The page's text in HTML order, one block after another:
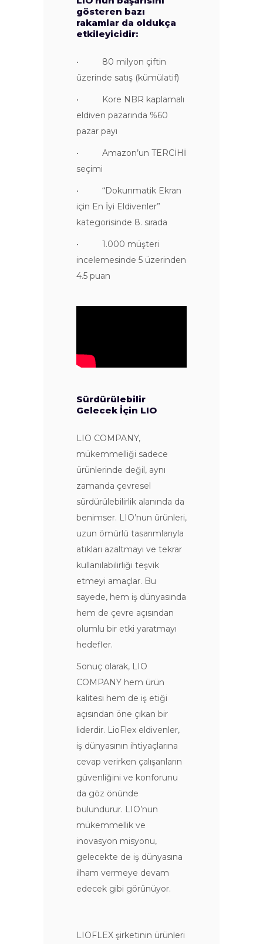
gösteren bazı
rakamlar da oldukça
etkileyicidir:
• 80 milyon çiftin
üzerinde satış (kümülatif)
• Kore NBR kaplamalı
eldiven pazarında %60
pazar payı
• Amazon’un TERCİHİ
seçimi
• “Dokunmatik Ekran
için En İyi Eldivenler”
kategorisinde 8. sırada
• 1.000 müşteri
incelemesinde 5 üzerinden
4.5 puan
Sürdürülebilir
Gelecek İçin LIO
LIO COMPANY,
mükemmelliği sadece
ürünlerinde değil, aynı
zamanda çevresel
sürdürülebilirlik alanında da
benimser. LIO’nun ürünleri,
uzun ömürlü tasarımlarıyla
atıkları azaltmayı ve tekrar
kullanılabilirliği teşvik
etmeyi amaçlar. Bu
sayede, hem iş dünyasında
hem de çevre açısından
olumlu bir etki yaratmayı
hedefler.
Sonuç olarak, LIO
COMPANY hem ürün
kalitesi hem de iş etiği
açısından öne çıkan bir
liderdir. LioFlex eldivenler,
iş dünyasının ihtiyaçlarına
cevap verirken çalışanların
güvenliğini ve konforunu
da göz önünde
bulundurur. LIO’nun
mükemmellik ve
inovasyon misyonu,
gelecekte de iş dünyasına
ilham vermeye devam
edecek gibi görünüyor.
LIOFLEX şirketinin ürünleri